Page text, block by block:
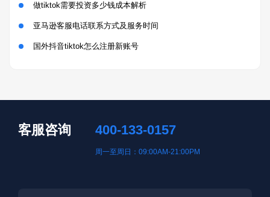
做tiktok需要投资多少钱成本解析
亚马逊客服电话联系方式及服务时间
国外抖音tiktok怎么注册新账号
客服咨询 400-133-0157
周一至周日：09:00AM-21:00PM